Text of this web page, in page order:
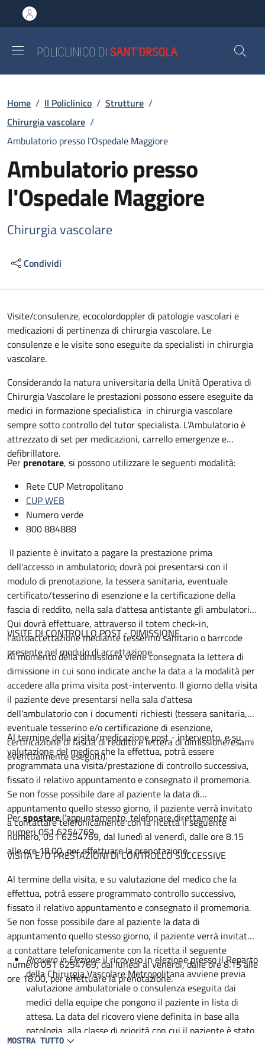
al contenuto principale
to footer content
Briciole di pane
Home / Il Policlinico / Strutture /
Chirurgia vascolare /
Ambulatorio presso l'Ospedale Maggiore
Ambulatorio presso
l'Ospedale Maggiore
Chirurgia vascolare
Condividi
Descrizione
Visite/consulenze, ecocolordoppler di patologie vascolari e
medicazioni di pertinenza di chirurgia vascolare. Le
consulenze e le visite sono eseguite da specialisti in chirurgia
vascolare.
Considerando la natura universitaria della Unità Operativa di
Chirurgia Vascolare le prestazioni possono essere eseguite da
medici in formazione specialistica in chirurgia vascolare
sempre sotto controllo del tutor specialista. L’Ambulatorio è
attrezzato di set per medicazioni, carrello emergenze e
defibrillatore.
Per prenotare, si possono utilizzare le seguenti modalità:
Rete CUP Metropolitano
CUP WEB
Numero verde
800 884888
Il paziente è invitato a pagare la prestazione prima
dell'accesso in ambulatorio; dovrà poi presentarsi con il
modulo di prenotazione, la tessera sanitaria, eventuale
certificato/tesserino di esenzione e la certificazione della
fascia di reddito, nella sala d'attesa antistante gli ambulatori.
Qui dovrà effettuare, attraverso il totem check-in,
l'autoaccettazione mediante tesserino sanitario o barrcode
presente nel modulo di accettazione.
VISITE DI CONTROLLO POST - DIMISSIONE
Al momento della dimissione viene consegnata la lettera di
dimissione in cui sono indicate anche la data a la modalità per
accedere alla prima visita post-intervento. Il giorno della visita
il paziente deve presentarsi nella sala d'attesa
dell'ambulatorio con i documenti richiesti (tessera sanitaria,
eventuale tesserino e/o certificazione di esenzione,
certificazione di fascia di reddito e lettera di dimissione/esami
eventualmente eseguiti).
Al termine della visita/medicazione post - intervento, e su
valutazione del medico che la effettua, potrà essere
programmata una visita/prestazione di controllo successiva,
fissato il relativo appuntamento e consegnato il promemoria.
Se non fosse possibile dare al paziente la data di
appuntamento quello stesso giorno, il paziente verrà invitato
a contattare telefonicamente con la ricetta il seguente
numero, 051 6254769, dal lunedì al venerdì, dalle ore 8.15
alle ore 18.00, per effettuare la prenotazione.
Perspostarel'appuntamento, telefonare direttamente ai
numeri 051 6254769.
VISITA E/O PRESTAZIONI DI CONTROLLO SUCCESSIVE
Al termine della visita, e su valutazione del medico che la
effettua, potrà essere programmato controllo successivo,
fissato il relativo appuntamento e consegnato il promemoria.
Se non fosse possibile dare al paziente la data di
appuntamento quello stesso giorno, il paziente verrà invitato
a contattare telefonicamente con la ricetta il seguente
numero 051 6254769, dal lunedì al venerdì, dalle ore 8.15 alle
ore 18.00, per effettuare la prenotazione.
Ricovero in Elezione: il ricovero in elezione presso il Reparto
della Chirurgia Vascolare Metropolitana avviene previa
valutazione ambulatoriale o consulenza eseguita dai
medici della equipe che pongono il paziente in lista di
attesa. La data del ricovero viene definita in base alla
patologia, alla classe di priorità con cui il paziente è stato
inserito in lista di attesa ed alla disponibilità dei posti
MOSTRA TUTTO